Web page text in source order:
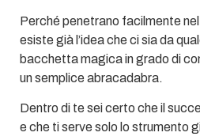
Perché penetrano facilmente
esiste già l’idea che ci sia da
bacchetta magica in grado di
un semplice abracadabra.
Dentro di te sei certo che il
e che ti serve solo lo strumento